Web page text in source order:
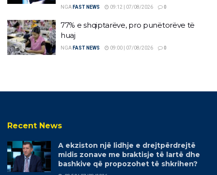
NGA FAST NEWS 09:12 | 07/08/2026 0
77% e shqiptarëve, pro punëtorëve të
huaj
NGA FAST NEWS 09:00 | 07/08/2026 0
Recent News
A ekziston një lidhje e drejtpërdrejtë
midis zonave me braktisje të lartë dhe
bashkive që propozohet të shkrihen?